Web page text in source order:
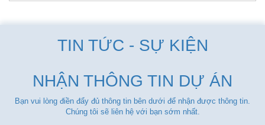
TIN TỨC - SỰ KIỆN
NHẬN THÔNG TIN DỰ ÁN
Bạn vui lòng điền đẩy đủ thông tin bên dưới để nhận được thông tin.
Chúng tôi sẽ liên hệ với bạn sớm nhất.